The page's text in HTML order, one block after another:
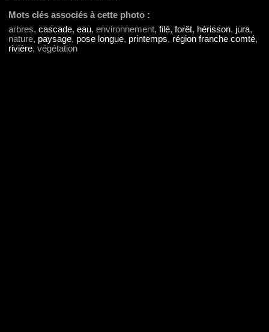
Mots clés associés à cette photo :
arbres, cascade, eau, environnement, filé, forêt, hérisson, jura,
nature, paysage, pose longue, printemps, région franche comté,
rivière, végétation